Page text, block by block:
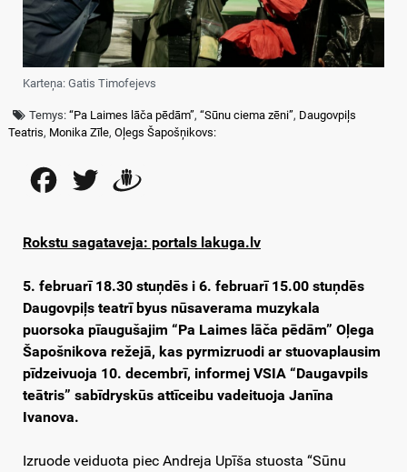
Karteņa: Gatis Timofejevs
Temys:“Pa Laimes lāča pēdām”,“Sūnu ciema zēni”, Daugovpiļs
Teatris, Monika Zīle, Oļegs Šapošņikovs:
FacebookTwitter
Rokstu sagataveja: portals lakuga.lv
5. februarī 18.30 stuņdēs i 6. februarī 15.00 stuņdēs
Daugovpiļs teatrī byus nūsaverama muzykala
puorsoka pīaugušajim “Pa Laimes lāča pēdām” Oļega
Šapošnikova režejā, kas pyrmizruodi ar stuovaplausim
pīdzeivuoja 10. decembrī, informej VSIA “Daugavpils
teātris” sabīdryskūs attīceibu vadeituoja Janīna
Ivanova.
Izruode veiduota piec Andreja Upīša stuosta “Sūnu